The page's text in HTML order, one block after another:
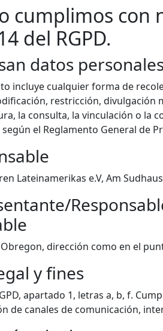
cumplimos
del RGPD.
datos
incluye cualquier forma de
restricción, divulgación
la consulta, la vinculación o la
el Reglamento General de
Lateinamerikas e.V, Am
dirección como en el
y fines
apartado 1, letras a, b, f.
de canales de comunicación,